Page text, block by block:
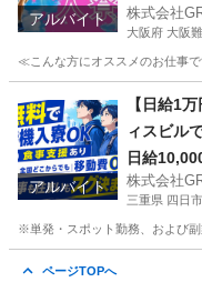
アルバイト 株式会社
大阪府 大阪
≪こんな方にオススメのお仕事
大阪難波駅
アルバイト
【日給1
ィスビル
日給
株式会社
三重県 四日
※単発・スポット勤務、および
ページTOPへ